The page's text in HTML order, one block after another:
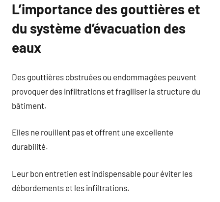
L’importance des gouttières et
du système d’évacuation des
eaux
Des gouttières obstruées ou endommagées peuvent
provoquer des infiltrations et fragiliser la structure du
bâtiment.
Elles ne rouillent pas et offrent une excellente
durabilité.
Leur bon entretien est indispensable pour éviter les
débordements et les infiltrations.